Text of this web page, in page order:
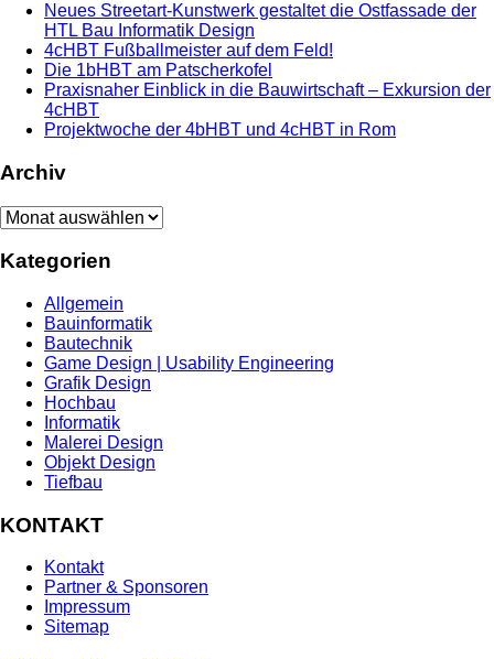
Neues Streetart-Kunstwerk gestaltet die Ostfassade der
HTL Bau Informatik Design
4cHBT Fußballmeister auf dem Feld!
Die 1bHBT am Patscherkofel
Praxisnaher Einblick in die Bauwirtschaft – Exkursion der
4cHBT
Projektwoche der 4bHBT und 4cHBT in Rom
Archiv
Archiv
Kategorien
Allgemein
Bauinformatik
Bautechnik
Game Design | Usability Engineering
Grafik Design
Hochbau
Informatik
Malerei Design
Objekt Design
Tiefbau
KONTAKT
Kontakt
Partner & Sponsoren
Impressum
Sitemap